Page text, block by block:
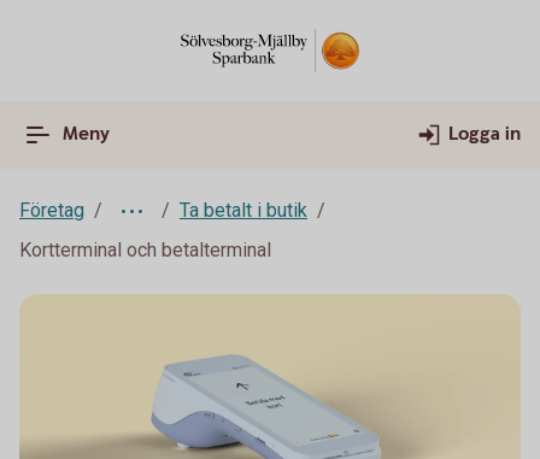
Meny Logga in
Företag
Ta betalt i butik
Kortterminal och betalterminal